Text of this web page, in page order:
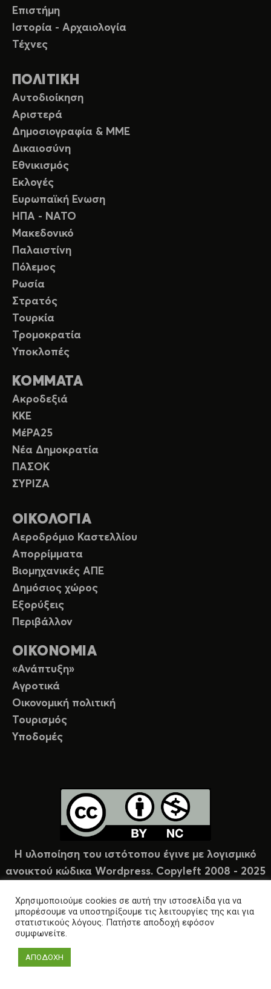
Επιστήμη
Ιστορία - Αρχαιολογία
Τέχνες
ΠΟΛΙΤΙΚΗ
Αυτοδιοίκηση
Αριστερά
Δημοσιογραφία & ΜΜΕ
Δικαιοσύνη
Εθνικισμός
Εκλογές
Ευρωπαϊκή Ενωση
ΗΠΑ - ΝΑΤΟ
Μακεδονικό
Παλαιστίνη
Πόλεμος
Ρωσία
Στρατός
Τουρκία
Τρομοκρατία
Υποκλοπές
ΚΟΜΜΑΤΑ
Ακροδεξιά
ΚΚΕ
ΜέΡΑ25
Νέα Δημοκρατία
ΠΑΣΟΚ
ΣΥΡΙΖΑ
ΟΙΚΟΛΟΓΙΑ
Αεροδρόμιο Καστελλίου
Απορρίμματα
Βιομηχανικές ΑΠΕ
Δημόσιος χώρος
Εξορύξεις
Περιβάλλον
ΟΙΚΟΝΟΜΙΑ
«Ανάπτυξη»
Αγροτικά
Οικονομική πολιτική
Τουρισμός
Υποδομές
Η υλοποίηση του ιστότοπου έγινε με λογισμικό
ανοικτού κώδικα Wordpress. Copyleft 2008 - 2025
Χρησιμοποιούμε cookies σε αυτή την ιστοσελίδα για να
μπορέσουμε να υποστηρίξουμε τις λειτουργίες της και για
στατιστικούς λόγους. Πατήστε αποδοχή εφόσον
συμφωνείτε.
ΑΠΟΔΟΧΗ